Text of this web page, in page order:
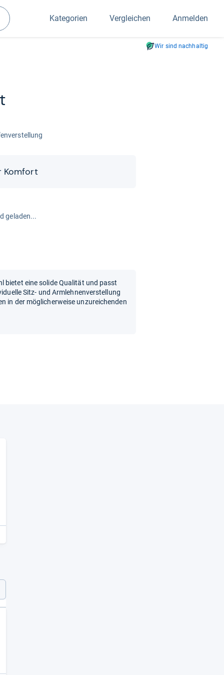
Kategorien Vergleichen Anmelden
Wir sind nachhaltig
Kom­fort
geladen...
bietet eine solide Qualität und passt
Sitz- und Armlehnenverstellung
in der möglicherweise unzureichenden